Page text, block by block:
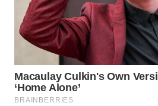
SUMEDANG
WN
CIANJUR
WN
KEPULAUAN